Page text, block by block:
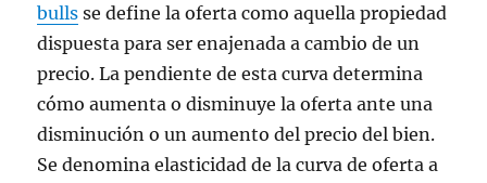
bulls se define la oferta como aquella propiedad
dispuesta para ser enajenada a cambio de un
precio. La pendiente de esta curva determina
cómo aumenta o disminuye la oferta ante una
disminución o un aumento del precio del bien.
Se denomina elasticidad de la curva de oferta a